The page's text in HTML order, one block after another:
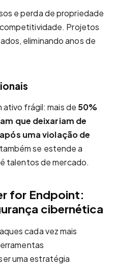
e perda de propriedade
Projetos
eliminando anos de
frágil: mais de 50%
que deixariam de
uma violação de
se estende a
talentos de mercado.
for Endpoint:
cibernética
cada vez mais
uma estratégia